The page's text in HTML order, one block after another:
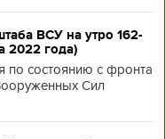
ВСУ на утро 162-
2022 года)
по состоянию с фронта
Сил